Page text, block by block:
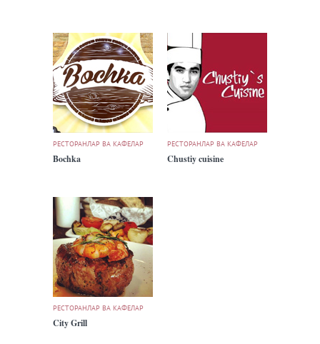
РЕСТОРАНЛАР ВА КАФЕЛАР
Bochka
РЕСТОРАНЛАР ВА КАФЕЛАР
Chustiy cuisine
РЕСТОРАНЛАР ВА КАФЕЛАР
City Grill